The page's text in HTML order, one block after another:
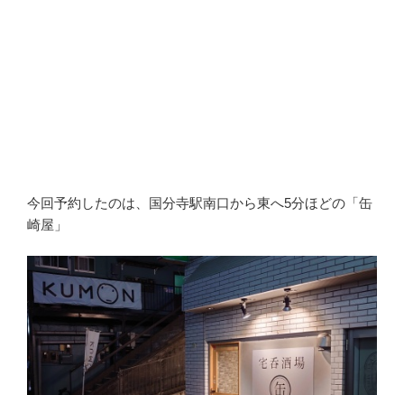
今回予約したのは、国分寺駅南口から東へ5分ほどの「缶
崎屋」